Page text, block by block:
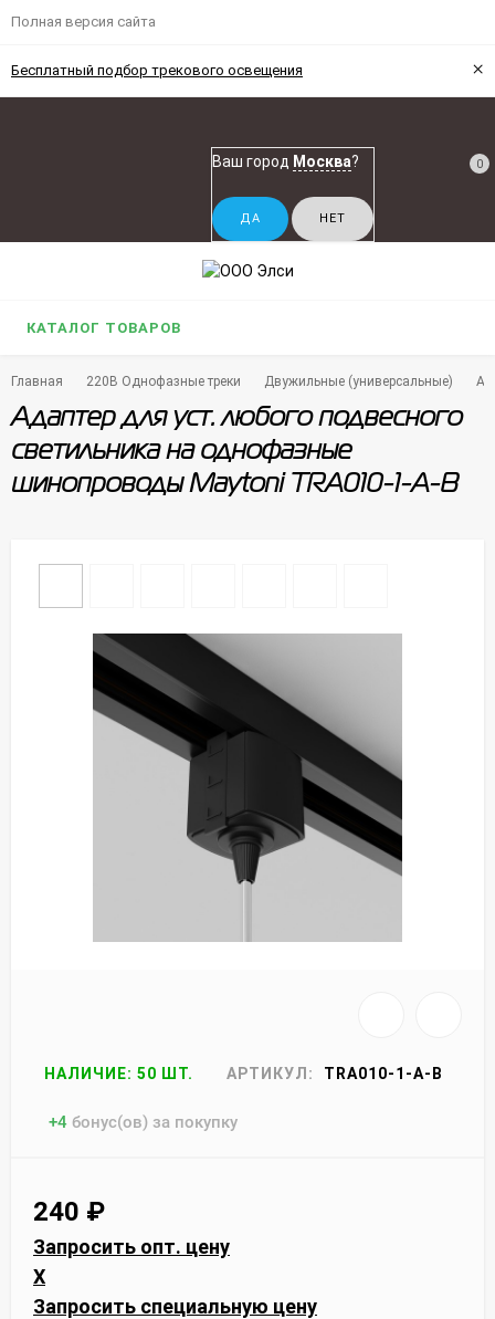
Полная версия сайта
Бесплатный подбор трекового освещения ×
Ваш город Москва? 0
КАТАЛОГ ТОВАРОВ
Главная 220В Однофазные треки Двужильные (универсальные)
Адаптер для уст. любого подвесного
светильника на однофазные
шинопроводы Maytoni TRA010-1-A-B
НАЛИЧИЕ: 50 ШТ. АРТИКУЛ: TRA010-1-A-B
+4 бонус(ов) за покупку
240 ₽
Запросить опт. цену
X
Запросить специальную цену